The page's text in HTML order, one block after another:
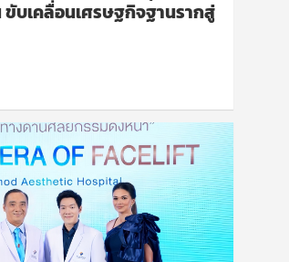
บเคลื่อนเศรษฐกิจฐานรากสู่